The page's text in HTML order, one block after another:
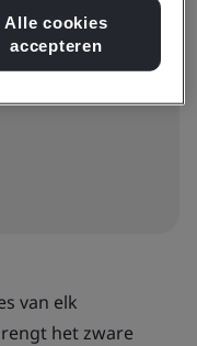
van elk
het zware
Alle cookies
accepteren